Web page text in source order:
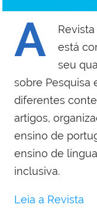
A
está
seu
sobre Pesquisa
diferentes
artigos,
ensino de
ensino de
inclusiva.
Leia a Revista